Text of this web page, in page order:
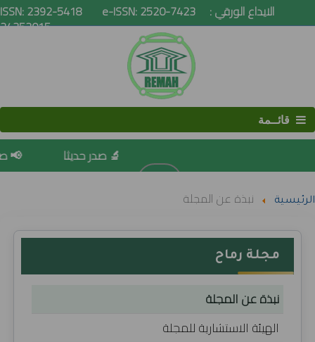
ISSN: 2392-5418 e-ISSN: 2520-7423 الايداع الورقي :
24352015
قائــمة
🔬 صدر حديثا 📢
الرئيسية نبذة عن المجلة
مجلة رماح
نبذة عن المجلة
الهيئة الاستشارية للمجلة